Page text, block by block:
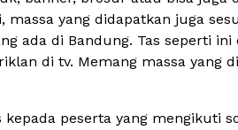
yang didapatkan juga
ada di Bandung. Tas seperti ini
di tv. Memang massa yang
peserta yang mengikuti